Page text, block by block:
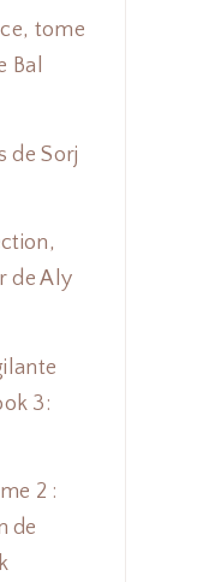
tome
Bal
de Sorj
de Aly
3:
2 :
de